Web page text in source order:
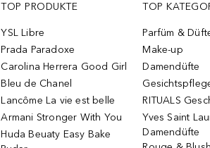
TOP PRODUKTE
YSL Libre
Prada Paradoxe
Carolina Herrera Good Girl
Bleu de Chanel
Lancôme La vie est belle
Armani Stronger With You
Huda Beuaty Easy Bake
TOP
Parfüm &
Make-up
Damendüfte
RITUALS
Yves Saint
Damendüfte